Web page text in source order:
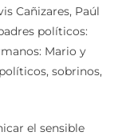
Cañizares, Paúl
políticos:
Mario y
sobrinos,
el sensible